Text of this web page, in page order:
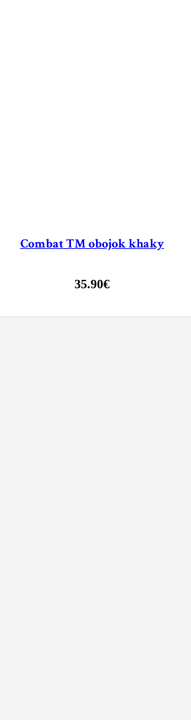
Combat TM obojok khaky
35.90€